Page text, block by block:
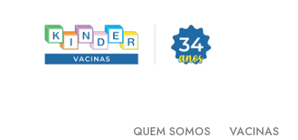
QUEM SOMOS VACINAS